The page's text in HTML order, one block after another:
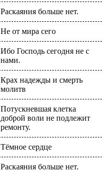
Раскаяния больше нет.
Не от мира сего
Ибо Господь сегодня не с
нами.
Крах надежды и смерть
молитв
Потускневшая клетка
доброй воли не подлежит
ремонту.
Тёмное сердце
Раскаяния больше нет.